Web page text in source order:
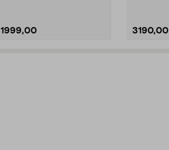
1999,00 3190,00